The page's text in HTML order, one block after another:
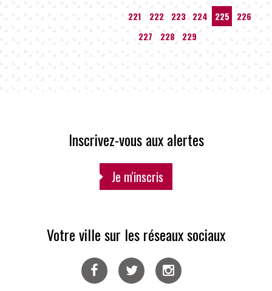
221 222 223 224 225
226
227
228 229
Inscrivez-vous aux alertes
Je m'inscris
Votre ville sur les réseaux sociaux